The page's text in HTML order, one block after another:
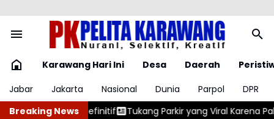
Karawang Hari Ini Desa Daerah
Jabar
Jakarta Nasional Dunia Parpol
DPR
Breaking News
Parkir yang Viral Karena Paksa Bayar Rp5 Ribu Ternyata